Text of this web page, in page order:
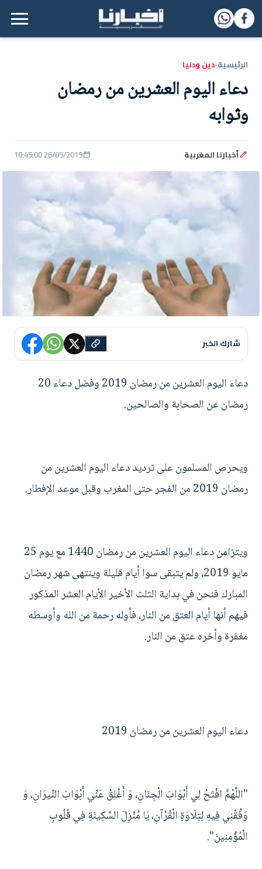
القائمة الرئيسية
الرئيسية‹دين ودنيا
دعاء اليوم العشرين من رمضان
وثوابه
أخبارنا المغربية 26/05/2019 10:45:00
شارك الخبر
دعاء اليوم العشرين من رمضان 2019 وفضل دعاء 20
رمضان عن الصحابة والصالحين.
ويحرص المسلمون على ترديد دعاء اليوم العشرين من
رمضان 2019 من الفجر حتى المغرب وقبل موعد الإفطار.
ويتزامن دعاء اليوم العشرين من رمضان 1440 مع يوم 25
مايو 2019، ولم يتبقى سوا أيام قليلة وينتهى شهر رمضان
المبارك فنحن في بداية الثلث الأخير الأيام العشر المذكور
فيهم أنها أيام العتق من النار، فأوله رحمة من الله وأوسطه
مغفرة وأخره عتق من النار.
دعاء اليوم العشرين من رمضان 2019
"اللَّهُمَّ افْتَحْ لِي أَبْوَابَ الْجِنَانِ، وَ أَغْلِقْ عَنِّي أَبْوَابَ النِّيرَانِ، وَ
وَفِّقْنِي فِيهِ لِتِلَاوَةِ الْقُرْآنِ، يَا مُنْزِلَ السَّكِينَةِ فِي قُلُوبِ
الْمُؤْمِنِينَ".